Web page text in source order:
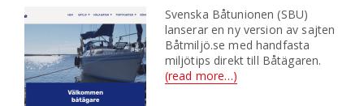
Svenska Båtunionen (SBU)
lanserar en ny version av sajten
Båtmiljö.se med handfasta
miljötips direkt till Båtägaren.
(read more…)